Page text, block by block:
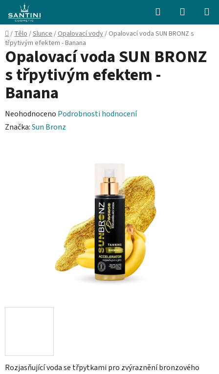
obsah
Hledat
KOŠÍK
Domů
/Tělo/Slunce/Opalovací vody/ Opalovací voda SUN BRONZ s
třpytivým efektem - Banana
Rozjasňující voda se třpytkami pro zvýraznění bronzového
Opalovací voda SUN BRONZ
s třpytivým efektem -
Banana
Průměrné
hodnocení
Neohodnoceno Podrobnosti hodnocení
Značka:Sun Bronz